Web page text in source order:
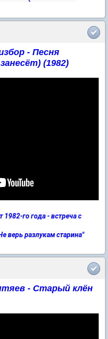
- Песня
(1982)
го года - встреча с
верь разлукам старина"
- Старый клён